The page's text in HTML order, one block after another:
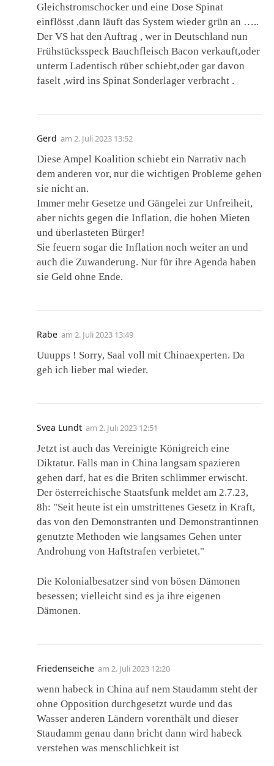
Gleichstromschocker und eine Dose Spinat
einflösst ,dann läuft das System wieder grün an …..
Der VS hat den Auftrag , wer in Deutschland nun
Frühstücksspeck Bauchfleisch Bacon verkauft,oder
unterm Ladentisch rüber schiebt,oder gar davon
faselt ,wird ins Spinat Sonderlager verbracht .
Gerd am 2. Juli 2023 13:52
Diese Ampel Koalition schiebt ein Narrativ nach
dem anderen vor, nur die wichtigen Probleme gehen
sie nicht an.
Immer mehr Gesetze und Gängelei zur Unfreiheit,
aber nichts gegen die Inflation, die hohen Mieten
und überlasteten Bürger!
Sie feuern sogar die Inflation noch weiter an und
auch die Zuwanderung. Nur für ihre Agenda haben
sie Geld ohne Ende.
Rabe am 2. Juli 2023 13:49
Uuupps ! Sorry, Saal voll mit Chinaexperten. Da
geh ich lieber mal wieder.
Svea Lundt am 2. Juli 2023 12:51
Jetzt ist auch das Vereinigte Königreich eine
Diktatur. Falls man in China langsam spazieren
gehen darf, hat es die Briten schlimmer erwischt.
Der österreichische Staatsfunk meldet am 2.7.23,
8h: "Seit heute ist ein umstrittenes Gesetz in Kraft,
das von den Demonstranten und Demonstrantinnen
genutzte Methoden wie langsames Gehen unter
Androhung von Haftstrafen verbietet."
Die Kolonialbesatzer sind von bösen Dämonen
besessen; vielleicht sind es ja ihre eigenen
Dämonen.
Friedenseiche am 2. Juli 2023 12:20
wenn habeck in China auf nem Staudamm steht der
ohne Opposition durchgesetzt wurde und das
Wasser anderen Ländern vorenthält und dieser
Staudamm genau dann bricht dann wird habeck
verstehen was menschlichkeit ist